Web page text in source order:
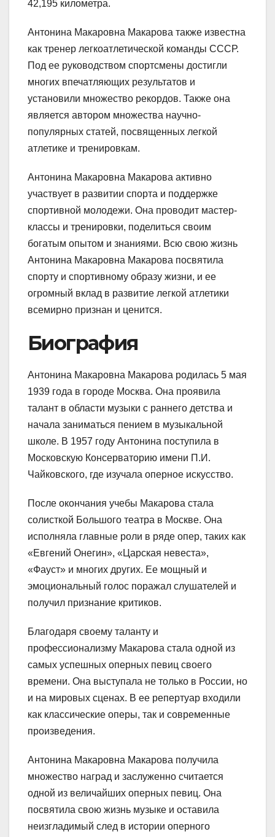
42,195 километра.
Антонина Макаровна Макарова также известна
как тренер легкоатлетической команды СССР.
Под ее руководством спортсмены достигли
многих впечатляющих результатов и
установили множество рекордов. Также она
является автором множества научно-
популярных статей, посвященных легкой
атлетике и тренировкам.
Антонина Макаровна Макарова активно
участвует в развитии спорта и поддержке
спортивной молодежи. Она проводит мастер-
классы и тренировки, поделиться своим
богатым опытом и знаниями. Всю свою жизнь
Антонина Макаровна Макарова посвятила
спорту и спортивному образу жизни, и ее
огромный вклад в развитие легкой атлетики
всемирно признан и ценится.
Биография
Антонина Макаровна Макарова родилась 5 мая
1939 года в городе Москва. Она проявила
талант в области музыки с раннего детства и
начала заниматься пением в музыкальной
школе. В 1957 году Антонина поступила в
Московскую Консерваторию имени П.И.
Чайковского, где изучала оперное искусство.
После окончания учебы Макарова стала
солисткой Большого театра в Москве. Она
исполняла главные роли в ряде опер, таких как
«Евгений Онегин», «Царская невеста»,
«Фауст» и многих других. Ее мощный и
эмоциональный голос поражал слушателей и
получил признание критиков.
Благодаря своему таланту и
профессионализму Макарова стала одной из
самых успешных оперных певиц своего
времени. Она выступала не только в России, но
и на мировых сценах. В ее репертуар входили
как классические оперы, так и современные
произведения.
Антонина Макаровна Макарова получила
множество наград и заслуженно считается
одной из величайших оперных певиц. Она
посвятила свою жизнь музыке и оставила
неизгладимый след в истории оперного